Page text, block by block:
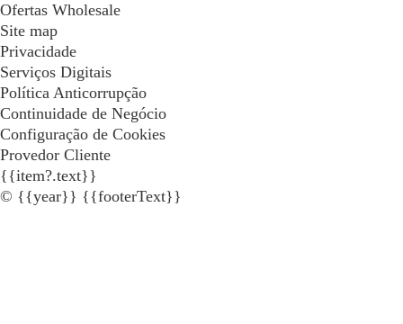
Ofertas Wholesale
Site map
Privacidade
Serviços Digitais
Política Anticorrupção
Continuidade de Negócio
Configuração de Cookies
Provedor Cliente
{{item?.text}}
© {{year}} {{footerText}}